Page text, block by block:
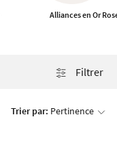
Alliances en Or
Filtrer
Trier par: Pertinence